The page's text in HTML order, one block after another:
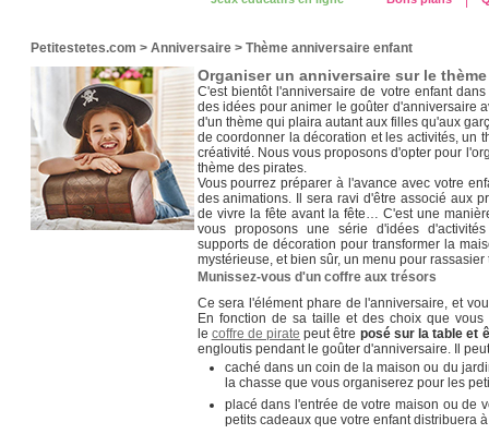
Petitestetes.com > Anniversaire > Thème anniversaire enfant
Organiser un anniversaire sur le
C'est bientôt l'anniversaire de votre enfant
des idées pour animer le goûter d'anniversaire
d'un thème qui plaira autant aux filles qu'aux
de coordonner la décoration et les activités, un
créativité. Nous vous proposons d'opter pour
thème des pirates.
Vous pourrez préparer à l'avance avec votre
des animations. Il sera ravi d'être associé aux
de vivre la fête avant la fête… C'est une
vous proposons une série d'idées
supports de décoration pour transformer la
mystérieuse, et bien sûr, un menu pour
Munissez-vous d'un coffre aux trésors
Ce sera l'élément phare de l'anniversaire, et
En fonction de sa taille et des choix que
le coffre de pirate peut être posé sur la table et
engloutis pendant le goûter d'anniversaire. Il
caché dans un coin de la maison ou du
la chasse que vous organiserez pour les
placé dans l'entrée de votre maison ou de
petits cadeaux que votre enfant distribuera